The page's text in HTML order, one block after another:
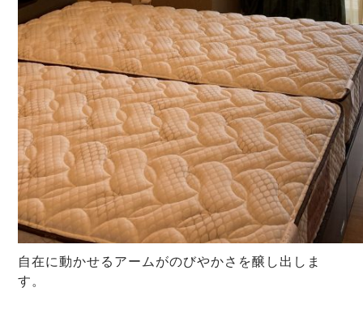
自在に動かせるアームがのびやかさを醸し出しま
す。